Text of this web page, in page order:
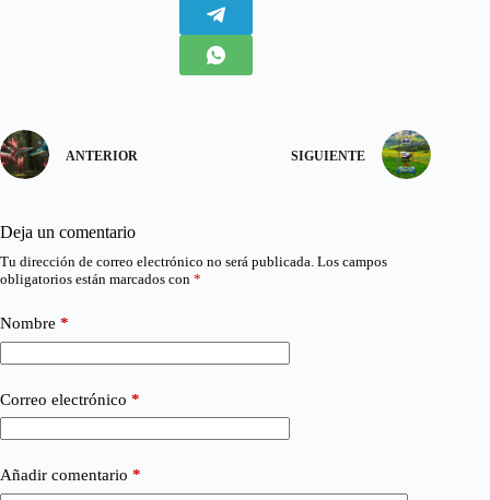
ANTERIOR SIGUIENTE
Deja un comentario
Tu dirección de correo electrónico no será publicada. Los campos
obligatorios están marcados con *
Nombre *
Correo electrónico *
Añadir comentario *